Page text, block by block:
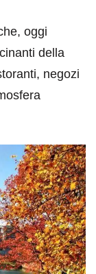
oggi
della
negozi